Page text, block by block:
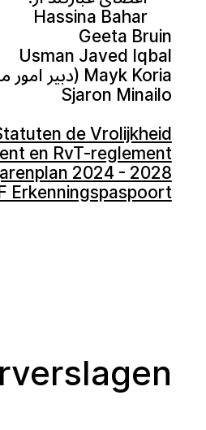
Hassina Bahar
Geeta Bruin
Usman Javed Iqbal
Mayk Koria (دبیر امور مالی)
Sjaron Minailo
de Vrolijkheid
en RvT-reglement
2024 - 2028
Erkenningspaspoort